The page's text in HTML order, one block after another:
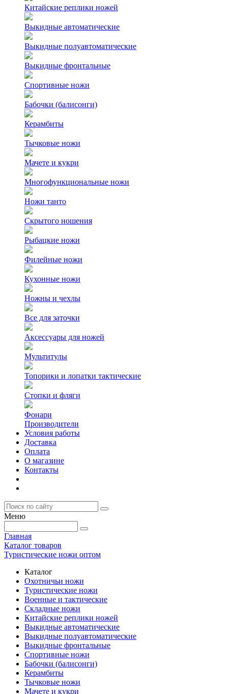
Китайские реплики ножей
Выкидные автоматические
Выкидные полуавтоматические
Выкидные фронтальные
Спортивные ножи
Бабочки (балисонги)
Керамбиты
Тычковые ножи
Мачете и кукри
Многофункциональные ножи
Ножи танто
Скрытого ношения
Рыбацкие ножи
Филейные ножи
Кухонные ножи
Ножны и чехлы
Все для заточки
Аксессуары для ножей
Мультитулы
Топорики и лопатки тактические
Стопки и фляги
Фонари
Производители
Условия работы
Доставка
Оплата
О магазине
Контакты
Меню
Главная
Каталог товаров
Туристические ножи оптом
Каталог
Охотничьи ножи
Туристические ножи
Военные и тактические
Складные ножи
Китайские реплики ножей
Выкидные автоматические
Выкидные полуавтоматические
Выкидные фронтальные
Спортивные ножи
Бабочки (балисонги)
Керамбиты
Тычковые ножи
Мачете и кукри